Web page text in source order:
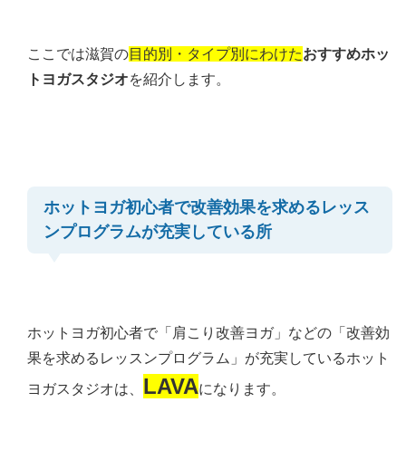
ここでは滋賀の目的別・タイプ別にわけたおすすめホッ
トヨガスタジオを紹介します。
ホットヨガ初心者で改善効果を求めるレッス
ンプログラムが充実している所
ホットヨガ初心者で「肩こり改善ヨガ」などの「改善効
果を求めるレッスンプログラム」が充実しているホット
ヨガスタジオは、 LAVAになります。